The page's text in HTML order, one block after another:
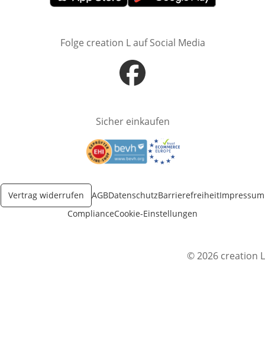
Öffnet in neuem FensterÖffnet in neuem Fenster
Folge creation L auf Social Media
Öffnet in neuem Fenster
Sicher einkaufen
Öffnet in neuem FensterÖffnet in neuem Fenster
Vertrag widerrufen AGBDatenschutzBarrierefreiheitImpressum
ComplianceCookie-Einstellungen
© 2026 creation L